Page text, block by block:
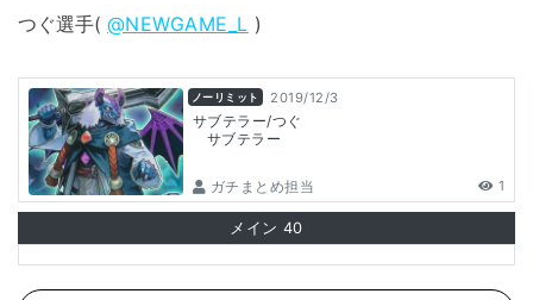
つぐ選手( @NEWGAME_L )
ノーリミット 2019/12/3
サブテラー/つぐ
サブテラー
ガチまとめ担当 1
メイン 40